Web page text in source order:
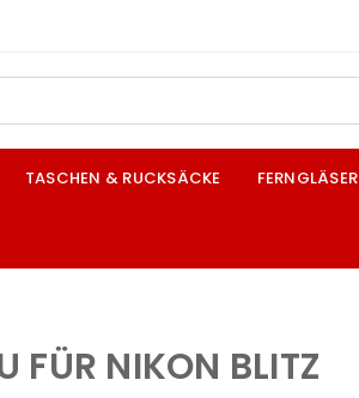
TASCHEN & RUCKSÄCKE FERNGLÄSER
FÜR NIKON BLITZ